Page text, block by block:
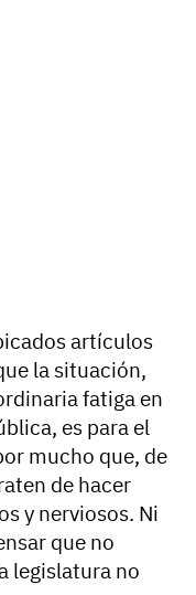
artículos
la situación,
fatiga en
es para el
mucho que, de
de hacer
y nerviosos. Ni
que no
legislatura no